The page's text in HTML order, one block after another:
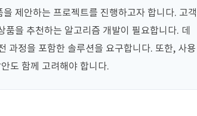
제안하는 프로젝트를 진행하고자 합니다. 고객
을 추천하는 알고리즘 개발이 필요합니다. 데
과정을 포함한 솔루션을 요구합니다. 또한, 사용
도 함께 고려해야 합니다.